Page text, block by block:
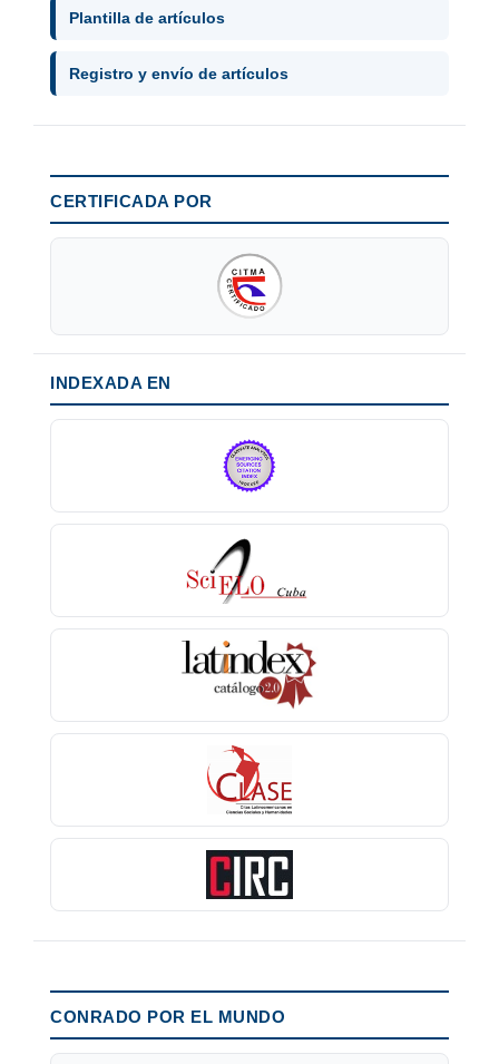
Plantilla de artículos
Registro y envío de artículos
CERTIFICADA POR
INDEXADA EN
CONRADO POR EL MUNDO